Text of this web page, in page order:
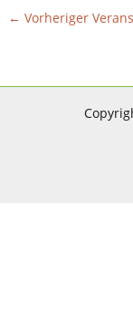
← Vorheriger